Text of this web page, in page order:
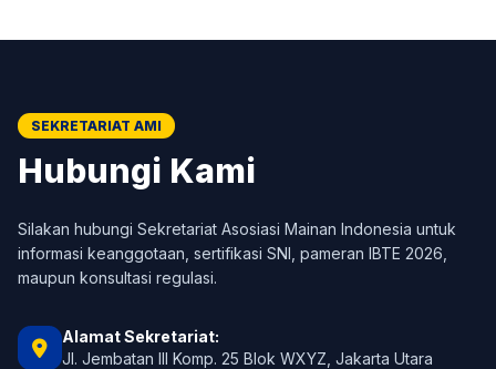
SEKRETARIAT AMI
Hubungi Kami
Silakan hubungi Sekretariat Asosiasi Mainan Indonesia untuk
informasi keanggotaan, sertifikasi SNI, pameran IBTE 2026,
maupun konsultasi regulasi.
Alamat Sekretariat:
Jl. Jembatan III Komp. 25 Blok WXYZ, Jakarta Utara